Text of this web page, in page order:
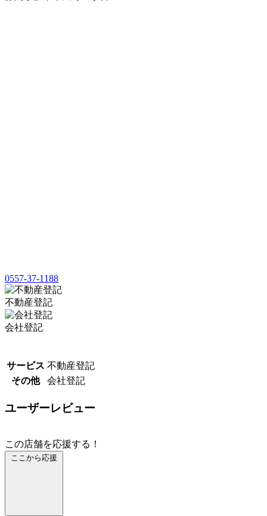
0557-37-1188
不動産登記
会社登記
サービス 不動産登記
その他
会社登記
ユーザーレビュー
この店舗を応援する！
ここから応援